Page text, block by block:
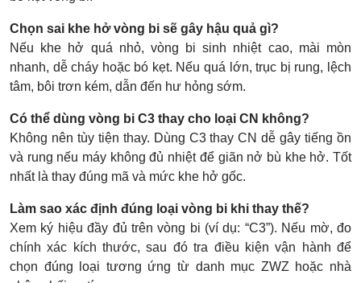
Chọn sai khe hở vòng bi sẽ gây hậu quả gì?
Nếu khe hở quá nhỏ, vòng bi sinh nhiệt cao, mài mòn
nhanh, dễ cháy hoặc bó kẹt. Nếu quá lớn, trục bị rung, lệch
tâm, bôi trơn kém, dẫn đến hư hỏng sớm.
Có thể dùng vòng bi C3 thay cho loại CN không?
Không nên tùy tiện thay. Dùng C3 thay CN dễ gây tiếng ồn
và rung nếu máy không đủ nhiệt để giãn nở bù khe hở. Tốt
nhất là thay đúng mã và mức khe hở gốc.
Làm sao xác định đúng loại vòng bi khi thay thế?
Xem ký hiệu đầy đủ trên vòng bi (ví dụ: “C3”). Nếu mờ, đo
chính xác kích thước, sau đó tra điều kiện vận hành để
chọn đúng loại tương ứng từ danh mục ZWZ hoặc nhà